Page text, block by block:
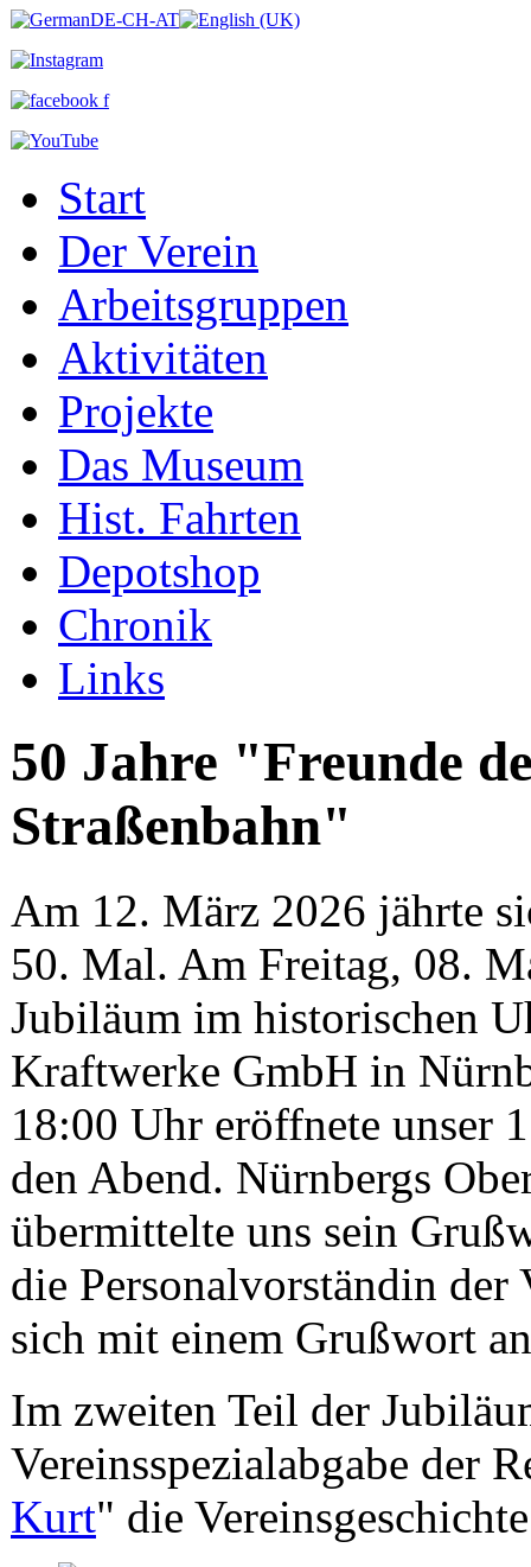
Start
Der Verein
Arbeitsgruppen
Aktivitäten
Projekte
Das Museum
Hist. Fahrten
Depotshop
Chronik
Links
50 Jahre "Freunde
Straßenbahn"
Am 12. März 2026 jährte
50. Mal. Am Freitag, 08.
Jubiläum im historischen
Kraftwerke GmbH in
18:00 Uhr eröffnete unser
den Abend. Nürnbergs
übermittelte uns sein
die Personalvorständin der
sich mit einem Grußwort
Im zweiten Teil der
Vereinsspezialabgabe der
Kurt" die